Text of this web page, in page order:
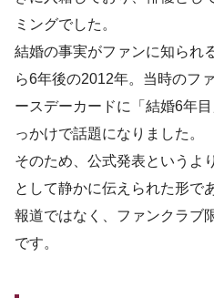
ミングでした。
結婚の事実がファンに知られ
ら6年後の2012年。当時のフ
ースデーカードに「結婚6年
っかけで話題になりました。
そのため、公式発表というよ
として静かに伝えられた形で
報道ではなく、ファンクラブ
です。